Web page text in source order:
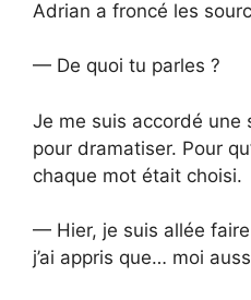
Adrian a froncé les
— De quoi tu parles ?
Je me suis accordé une
pour dramatiser. Pour
chaque mot était choisi.
— Hier, je suis allée
j’ai appris que… moi